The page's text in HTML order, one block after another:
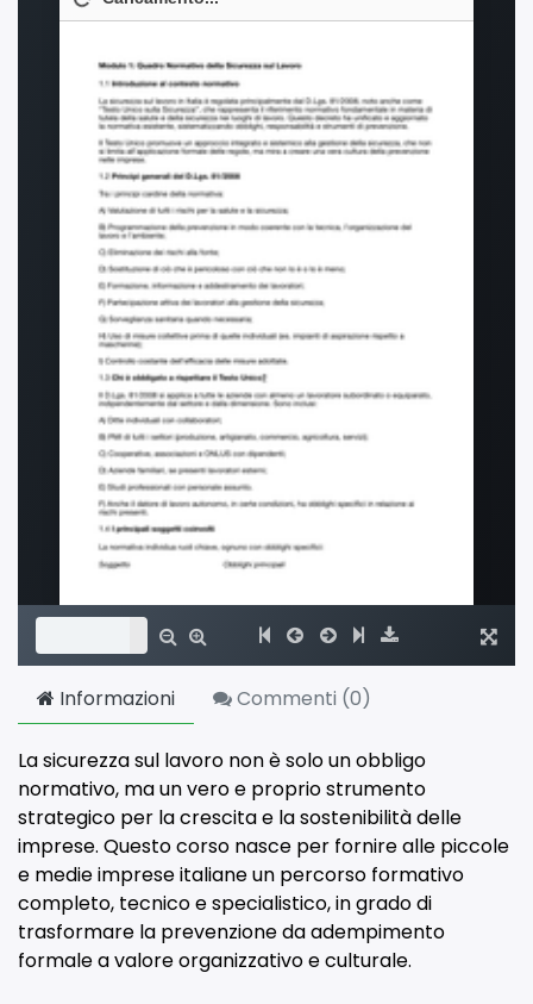
Informazioni Commenti (0)
La sicurezza sul lavoro non è solo un obbligo
normativo, ma un vero e proprio strumento
strategico per la crescita e la sostenibilità delle
imprese. Questo corso nasce per fornire alle piccole
e medie imprese italiane un percorso formativo
completo, tecnico e specialistico, in grado di
trasformare la prevenzione da adempimento
formale a valore organizzativo e culturale.